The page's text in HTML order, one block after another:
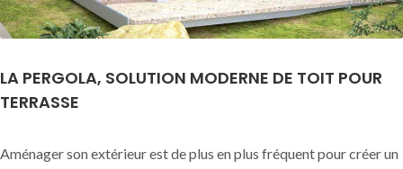
LA PERGOLA, SOLUTION MODERNE DE TOIT POUR
TERRASSE
Aménager son extérieur est de plus en plus fréquent pour créer un